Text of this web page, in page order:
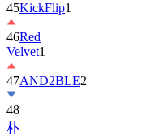
45KickFlip1
46Red
Velvet1
47AND2BLE2
48
朴